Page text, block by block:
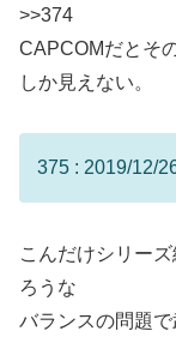
>>374
CAPCOMだとそ
しか見えない。
375 : 2019/12/
こんだけシリー
ろうな
バランスの問題